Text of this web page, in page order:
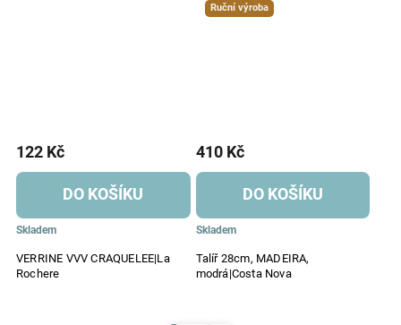
VERRINE VVV CRAQUELEE|La
Rochere
Skladem
122 Kč
DO KOŠÍKU
Ruční výroba
Talíř 28cm, MADEIRA,
modrá|Costa Nova
Skladem
410 Kč
DO KOŠÍKU